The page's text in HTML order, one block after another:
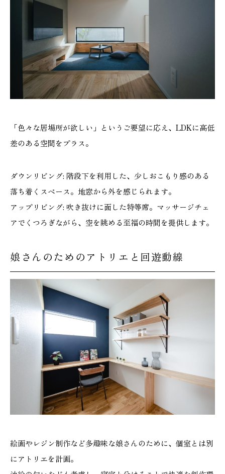
「色々な居場所が欲しい」というご要望に応え、LDKに高低
差のある空間をプラス。
ダウンリビング: 階段下を利用した、少しおこもり感のある
落ち着くスペース。地窓から外を感じられます。
アップリビング: 吹き抜けに面した特等席。マッサージチェ
アでくつろぎながら、空を眺める至福の時間を提供します。
娘さんのためのアトリエと回遊動線
絵画やレジン制作など多趣味な娘さんのために、個室とは別
にアトリエを計画。